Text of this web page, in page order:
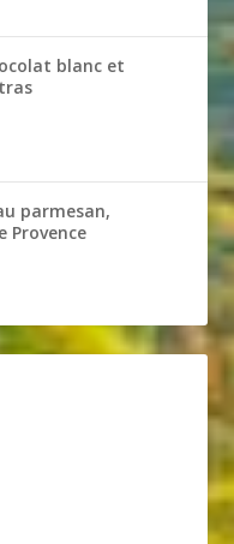
blanc et
parmesan,
Provence